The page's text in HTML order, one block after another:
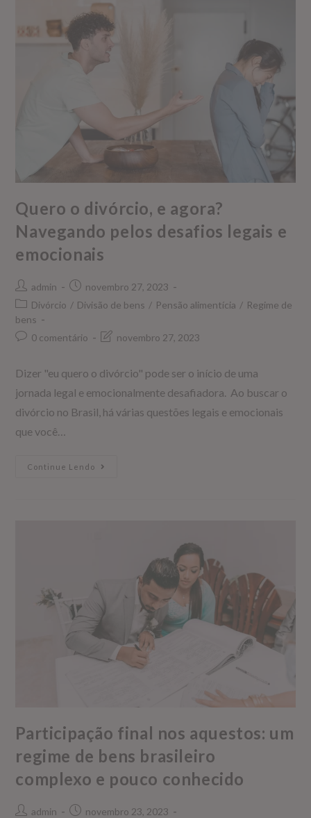
Quero o divórcio, e agora?
Navegando pelos desafios legais e
emocionais
admin
novembro 27, 2023
Divórcio / Divisão de bens / Pensão alimentícia / Regime de
bens
0 comentário
novembro 27, 2023
Dizer "eu quero o divórcio" pode ser o início de uma
jornada legal e emocionalmente desafiadora. Ao buscar o
divórcio no Brasil, há várias questões legais e emocionais
que você…
Continue Lendo
Participação final nos aquestos: um
regime de bens brasileiro
complexo e pouco conhecido
admin
novembro 23, 2023